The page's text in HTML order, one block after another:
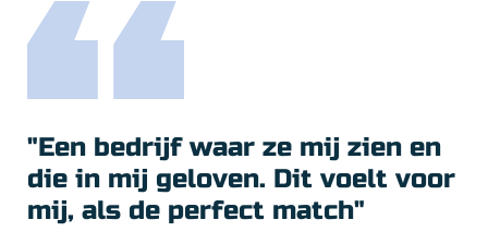
"Een bedrijf waar ze mij zien en
die in mij geloven. Dit voelt voor
mij, als de perfect match"